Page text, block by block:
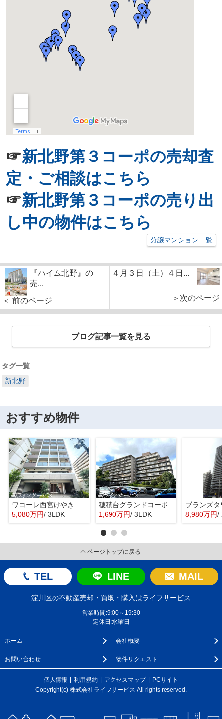
☞新北野第３コーポの売却査
定・ご相談はこちら
☞新北野第３コーポの売り出
し中の物件はこちら
分譲マンション一覧
『ハイム北野』の
売...
＜ 前のページ
４月３日（土）４日...
＞次のページ
ブログ記事一覧を見る
タグ一覧
新北野
おすすめ物件
5,080万円/ 3LDK
穂積台グランドコーポ
1,690万円/ 3LDK 8,980万円/
ページトップに戻る
TEL LINE MAIL
淀川区の不動産売却・買取・購入はライフサービス
営業時間:9:00～19:30
定休日:水曜日
ホーム 会社概要
お問い合わせ 物件リクエスト
個人情報 利用規約 アクセスマップ
PCサイト
Copyright(c) 株式会社ライフサービス All rights reserved.